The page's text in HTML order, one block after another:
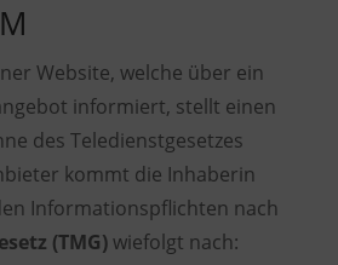
Website, welche über ein
informiert, stellt einen
des Teledienstgesetzes
kommt die Inhaberin
Informationspflichten nach
(TMG)wiefolgt nach: